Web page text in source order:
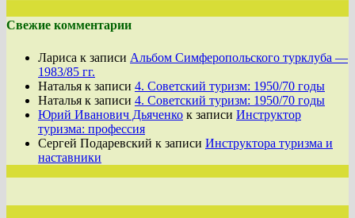
Свежие комментарии
Лариса к записи Альбом Симферопольского турклуба —
1983/85 гг.
Наталья к записи 4. Советский туризм: 1950/70 годы
Наталья к записи 4. Советский туризм: 1950/70 годы
Юрий Иванович Дьяченко к записи Инструктор
туризма: профессия
Сергей Подаревский к записи Инструктора туризма и
наставники